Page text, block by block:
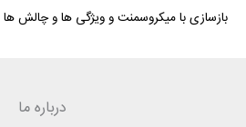
بازسازی با میکروسمنت و ویژگی ها و چالش ها
درباره ما